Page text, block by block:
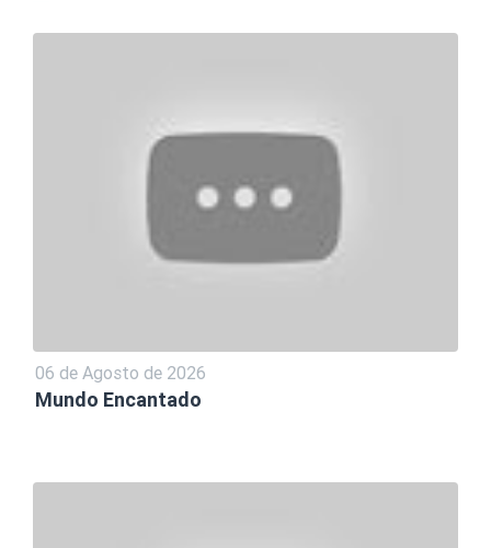
06 de Agosto de 2026
Mundo Encantado